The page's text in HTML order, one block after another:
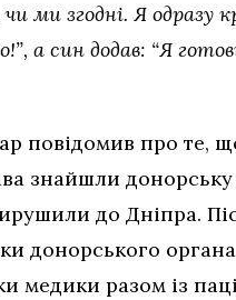
ми згодні. Я одразу
а син додав: “Я
повідомив про те,
знайшли
до Дніпра.
донорського
медики разом із